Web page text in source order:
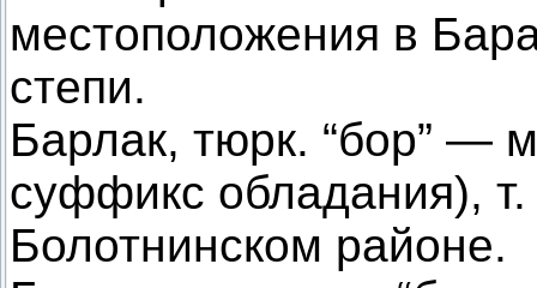
местоположения в
степи.
Барлак, тюрк. “бор” —
суффикс обладания),
Болотнинском районе.